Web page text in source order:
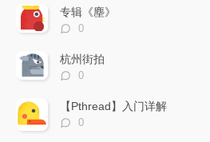
数：
专辑《塵》
评
数：
0
杭州街拍
评
数：
0
【Pthread】入门详解
评
0